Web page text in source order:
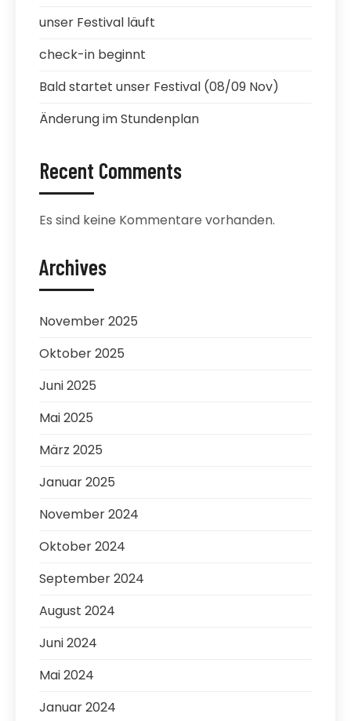
unser Festival läuft
check-in beginnt
Bald startet unser Festival (08/09 Nov)
Änderung im Stundenplan
Recent Comments
Es sind keine Kommentare vorhanden.
Archives
November 2025
Oktober 2025
Juni 2025
Mai 2025
März 2025
Januar 2025
November 2024
Oktober 2024
September 2024
August 2024
Juni 2024
Mai 2024
Januar 2024